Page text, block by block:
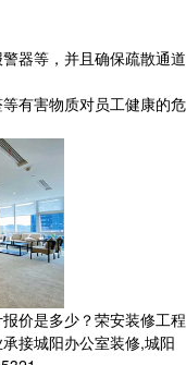
器等，并且确保疏散通道
有害物质对员工健康的危
价是多少？荣安装修工程
接城阳办公室装修,城阳